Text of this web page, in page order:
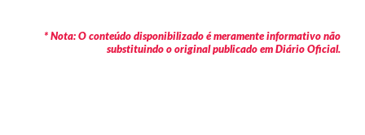
* Nota: O conteúdo disponibilizado é meramente informativo não
substituindo o original publicado em Diário Oficial.